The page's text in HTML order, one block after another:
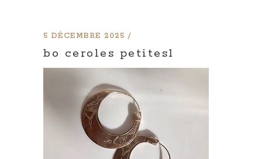
5 DÉCEMBRE 2025
bo ceroles petites1